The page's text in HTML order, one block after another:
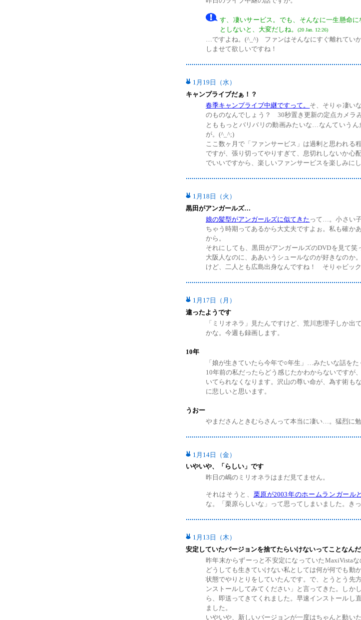
す、凄いサービス。でも、そんなに一生懸命
としないと、大変だしね。
(20 Jan. 12:26)
…ですよね。(^_^) ファンはそんなにすぐ離れてい
しませて欲しいですね！
1月19日（水）
キャンプライブだぁ！？
春季キャンプライブ中継ですって。 そ、そりゃ凄い
のものなんでしょう？ 30秒置き更新の定点カメラ
とももっとバリバリの動画みたいな…なんていう
が。(^_^;)
ここ数ヶ月で「ファンサービス」は過剰と思われる
ですが、張り切ってやりすぎて、息切れしないか心
でいいですから、楽しいファンサービスを楽しみにし
1月18日（火）
黒田がアンガールズ…
娘の髪型がアンガールズに似てきた って…。小さい
ちゃう時期ってあるから大丈夫ですよぉ。私も確か
から。
それにしても、黒田がアンガールズのDVDを見て
大阪人なのに、ああいうシュールなのが好きなのか
けど、二人とも広島出身なんですね！ そりゃビック
1月17日（月）
違ったようです
「ミリオネラ」見たんですけど、荒川恵理子しか
かな。今週も録画します。
10年
「娘が生きていたら今年で○年生」…みたいな話をた
10年前の私だったらどう感じたかわからないですが
いてられなくなります。沢山の尊い命が、為す術も
に悲しいと思います。
うおー
やまださんときむらさんって本当に凄い…。猛烈に
1月14日（金）
いやいや、「らしい」です
昨日の嶋のミリオネラはまだ見てません。
それはそうと、 栗原が2003年のホームランガール
な。「栗原らしいな」って思ってしまいました。き
1月13日（木）
安定していたバージョンを捨てたらいけないってことなん
昨年末からずーっと不安定になっていたMaxiVista
どうしても生きていけない私としては何が何でも動
状態でやりとりをしていたんです。で、とうとう先
ンストールしてみてください」と言ってきた。しか
ら、即送ってきてくれました。早速インストールし
ました。
いやいや、新しいバージョンが一度はちゃんと動い